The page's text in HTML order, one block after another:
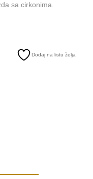
sa cirkonima.
Dodaj na listu želja